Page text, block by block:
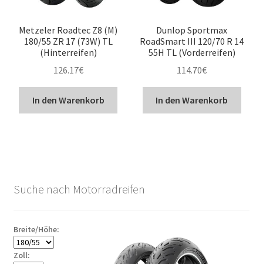
Metzeler Roadtec Z8 (M)
180/55 ZR 17 (73W) TL
(Hinterreifen)
126.17€
In den Warenkorb
Dunlop Sportmax
RoadSmart III 120/70 R 14
55H TL (Vorderreifen)
114.70€
In den Warenkorb
Suche nach Motorradreifen
Breite/Höhe:
Zoll: